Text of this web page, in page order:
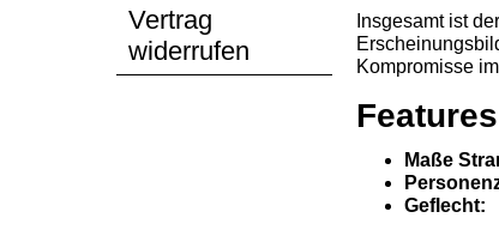
Vertrag
widerrufen
Insgesamt ist der
Kompromisse
Maße
Geflecht: